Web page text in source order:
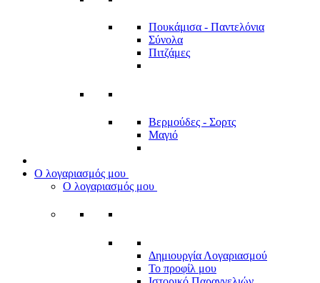
Πουκάμισα - Παντελόνια
Σύνολα
Πιτζάμες
Βερμούδες - Σορτς
Μαγιό
Ο λογαριασμός μου
Ο λογαριασμός μου
Δημιουργία Λογαριασμού
Το προφίλ μου